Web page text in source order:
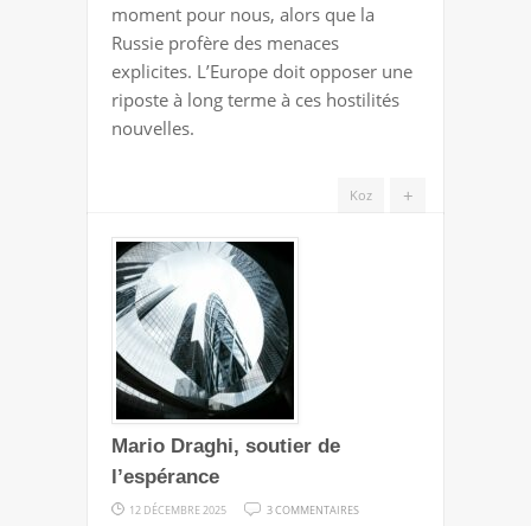
moment pour nous, alors que la
Russie profère des menaces
explicites. L’Europe doit opposer une
riposte à long terme à ces hostilités
nouvelles.
+
Koz
Mario Draghi, soutier de
l’espérance
12 DÉCEMBRE 2025 3 COMMENTAIRES